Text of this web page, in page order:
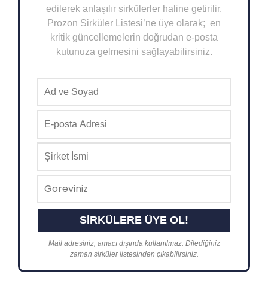
edilerek anlaşılır sirkülerler haline getirilir.
Prozon Sirküler Listesi’ne üye olarak; en
kritik güncellemelerin doğrudan e-posta
kutunuza gelmesini sağlayabilirsiniz.
Mail adresiniz, amacı dışında kullanılmaz. Dilediğiniz
zaman sirküler listesinden çıkabilirsiniz.